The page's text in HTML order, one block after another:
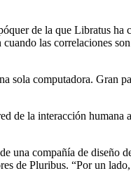
de la que Libratus ha
las correlaciones
sola computadora. Gran
de la interacción humana
una compañía de diseño
de Pluribus. “Por un